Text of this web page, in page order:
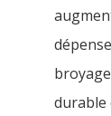
durable